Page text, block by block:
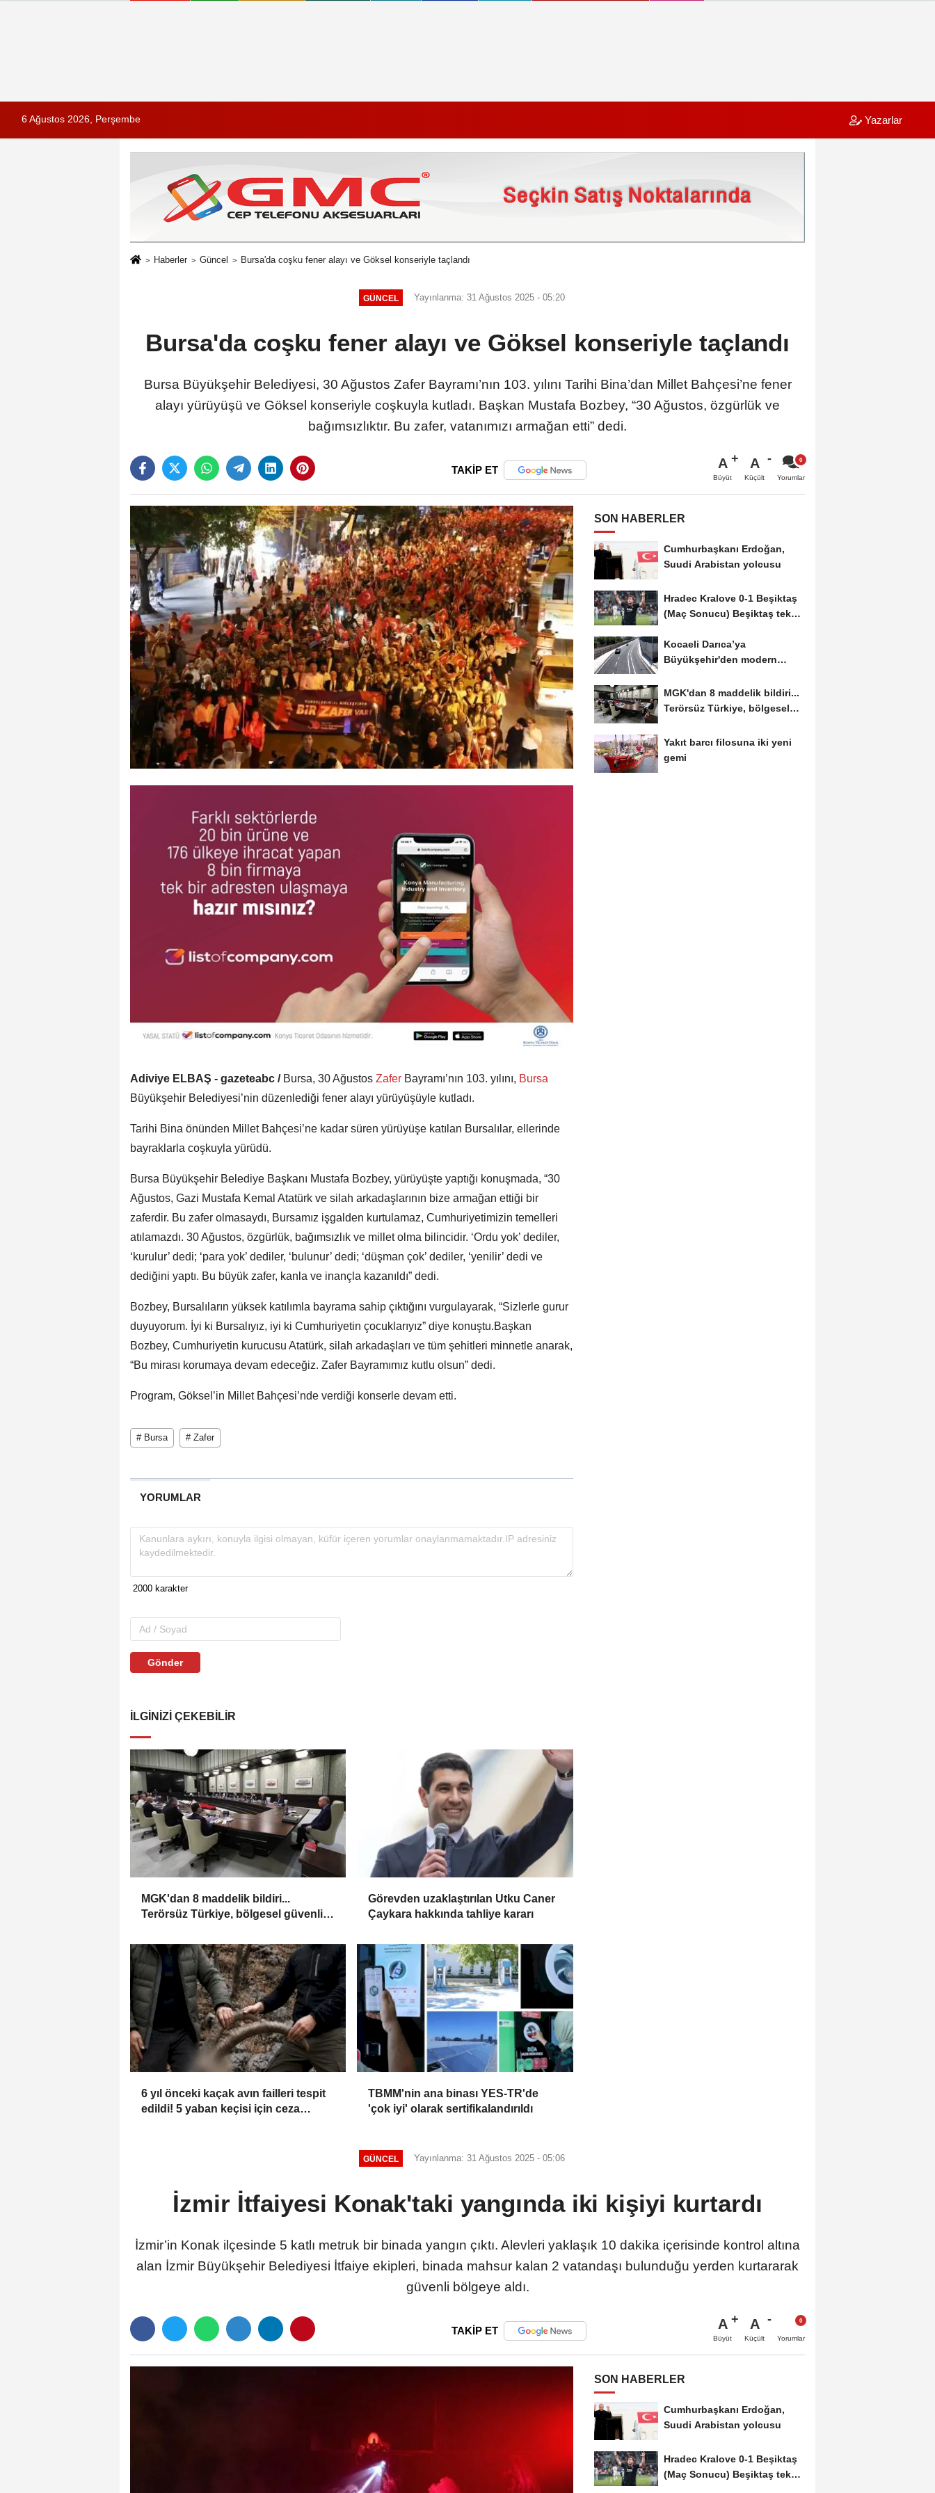
6 Ağustos 2026, Perşembe Yazarlar
Haberler Güncel Bursa'da coşku fener alayı ve Göksel konseriyle taçlandı
GÜNCEL Yayınlanma: 31 Ağustos 2025 - 05:20
Bursa'da coşku fener alayı ve Göksel konseriyle taçlandı
Bursa Büyükşehir Belediyesi, 30 Ağustos Zafer Bayramı’nın 103. yılını Tarihi Bina’dan Millet Bahçesi’ne fener
alayı yürüyüşü ve Göksel konseriyle coşkuyla kutladı. Başkan Mustafa Bozbey, “30 Ağustos, özgürlük ve
bağımsızlıktır. Bu zafer, vatanımızı armağan etti” dedi.
TAKİP ET A
Büyüt
A
Küçült Yorumlar
Adiviye ELBAŞ - gazeteabc / Bursa, 30 Ağustos Zafer Bayramı’nın 103. yılını, Bursa
Büyükşehir Belediyesi’nin düzenlediği fener alayı yürüyüşüyle kutladı.
Tarihi Bina önünden Millet Bahçesi’ne kadar süren yürüyüşe katılan Bursalılar, ellerinde
bayraklarla coşkuyla yürüdü.
Bursa Büyükşehir Belediye Başkanı Mustafa Bozbey, yürüyüşte yaptığı konuşmada, “30
Ağustos, Gazi Mustafa Kemal Atatürk ve silah arkadaşlarının bize armağan ettiği bir
zaferdir. Bu zafer olmasaydı, Bursamız işgalden kurtulamaz, Cumhuriyetimizin temelleri
atılamazdı. 30 Ağustos, özgürlük, bağımsızlık ve millet olma bilincidir. ‘Ordu yok’ dediler,
‘kurulur’ dedi; ‘para yok’ dediler, ‘bulunur’ dedi; ‘düşman çok’ dediler, ‘yenilir’ dedi ve
dediğini yaptı. Bu büyük zafer, kanla ve inançla kazanıldı” dedi.
Bozbey, Bursalıların yüksek katılımla bayrama sahip çıktığını vurgulayarak, “Sizlerle gurur
duyuyorum. İyi ki Bursalıyız, iyi ki Cumhuriyetin çocuklarıyız” diye konuştu.Başkan
Bozbey, Cumhuriyetin kurucusu Atatürk, silah arkadaşları ve tüm şehitleri minnetle anarak,
“Bu mirası korumaya devam edeceğiz. Zafer Bayramımız kutlu olsun” dedi.
Program, Göksel’in Millet Bahçesi’nde verdiği konserle devam etti.
# Bursa # Zafer
YORUMLAR
Gönder
İLGINIZI ÇEKEBILIR
MGK'dan 8 maddelik bildiri...
Terörsüz Türkiye, bölgesel güvenlik
Görevden uzaklaştırılan Utku Caner
Çaykara hakkında tahliye kararı
6 yıl önceki kaçak avın failleri tespit
edildi! 5 yaban keçisi için ceza
TBMM'nin ana binası YES-TR'de
'çok iyi' olarak sertifikalandırıldı
SON HABERLER
Cumhurbaşkanı Erdoğan,
Suudi Arabistan yolcusu
Hradec Kralove 0-1 Beşiktaş
(Maç Sonucu) Beşiktaş tek
Kocaeli Darıca’ya
Büyükşehir'den modern
MGK'dan 8 maddelik bildiri...
Terörsüz Türkiye, bölgesel
Yakıt barcı filosuna iki yeni
gemi
GÜNCEL Yayınlanma: 31 Ağustos 2025 - 05:06
İzmir İtfaiyesi Konak'taki yangında iki kişiyi kurtardı
İzmir’in Konak ilçesinde 5 katlı metruk bir binada yangın çıktı. Alevleri yaklaşık 10 dakika içerisinde kontrol altına
alan İzmir Büyükşehir Belediyesi İtfaiye ekipleri, binada mahsur kalan 2 vatandaşı bulunduğu yerden kurtararak
güvenli bölgeye aldı.
TAKİP ET A
Büyüt
A
Küçült Yorumlar
SON HABERLER
Cumhurbaşkanı Erdoğan,
Suudi Arabistan yolcusu
Hradec Kralove 0-1 Beşiktaş
(Maç Sonucu) Beşiktaş tek